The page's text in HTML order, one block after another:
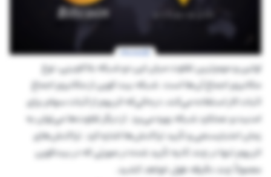
اولین و مهم‌ترین تفاوت میان این دو شبکه بلاکچینی، نوع
مکانیزم اجماع آن‌ها است. شبکه بیت کوین از مکانیزم اجماع
اثبات کار استفاده می‌کند، درحالی‌که اتریوم از اثبات سهام برای
امنیت و عملکرد شبکه بهره می‌برد. از دیگر تفاوت‌ها می‌توان به
زمان اعتبارسنجی و تأیید تراکنش‌ها اشاره کرد. تراکنش‌های
اتریوم تنها در چند ثانیه تأیید شده در صورتی که در بیت‌کوین
معمولاً چند دقیقه طول خواهد کشید.